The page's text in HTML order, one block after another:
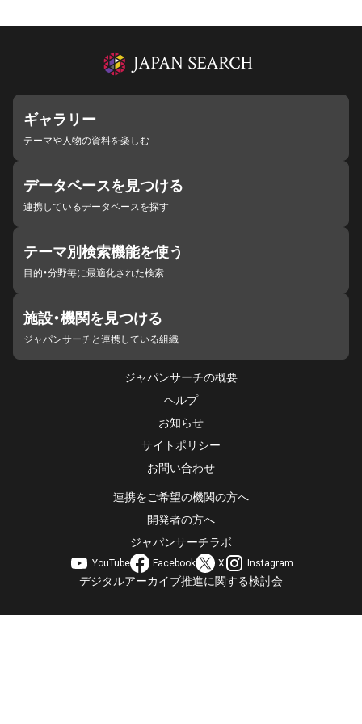
ギャラリー
テーマや人物の資料を楽しむ
データベースを見つける
連携しているデータベースを探す
テーマ別検索機能を使う
目的・分野毎に最適化された検索
施設・機関を見つける
ジャパンサーチと連携している組織
ジャパンサーチの概要
ヘルプ
お知らせ
サイトポリシー
お問い合わせ
連携をご希望の機関の方へ
開発者の方へ
ジャパンサーチラボ
YouTube Facebook X Instagram
デジタルアーカイブ推進に関する検討会